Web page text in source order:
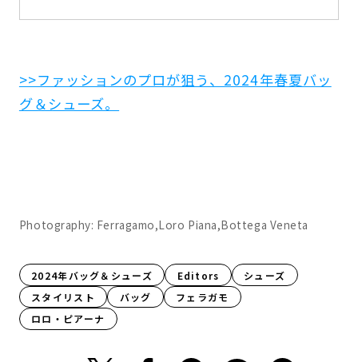
>>ファッションのプロが狙う、2024年春夏バッ
グ＆シューズ。
Photography: Ferragamo,Loro Piana,Bottega Veneta
2024年バッグ＆シューズ Editors
シューズ
スタイリスト
バッグ
フェラガモ
ロロ・ピアーナ